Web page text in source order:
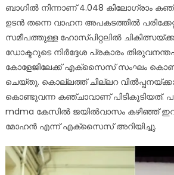
ബാഗിൽ നിന്നാണ് 4.048 കിലോഗ്രാം
ഉടൻ തന്നെ വാഹന അപകടത്തിൽ
സമീപത്തുള്ള ഹോസ്പിറ്റലിൽ
ഡോക്ടറുടെ നിർദ്ദേശ പ്രകാരം
കോളേജിലേക്ക് എക്സൈസ് സംഘം
ചെയ്തു. കൊല്ലത്ത് ചില്ലറ
കൊണ്ടുവന്ന കഞ്ചാവാണ് പിടികൂടിയത്.
mdma കേസിൽ ജയിൽവാസം കഴിഞ്ഞ്
മോഹൻ എന്ന് എക്സൈസ് അറിയിച്ചു.